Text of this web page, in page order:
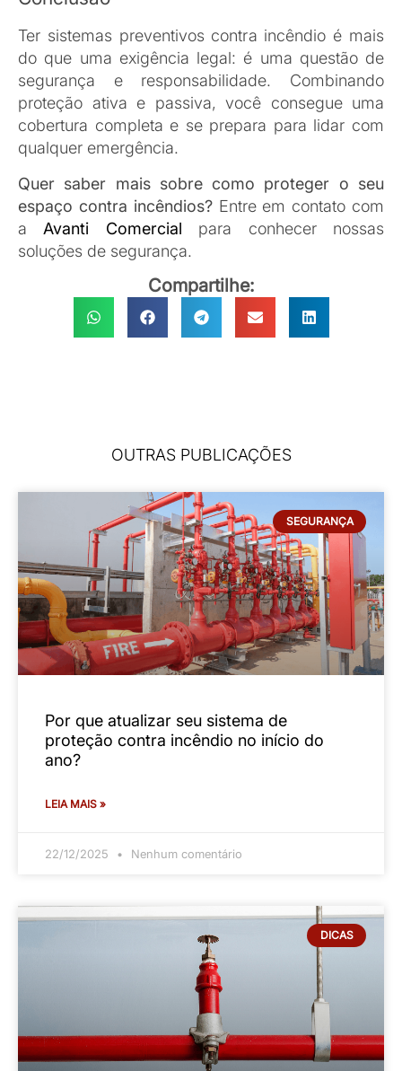
SEGURANÇA
Por que atualizar seu sistema de
LEIA MAIS »
Conheça os principais tipos de sprinklers
LEIA MAIS »
A importância do LGE nos sistemas de